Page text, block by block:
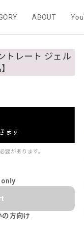
ABOUT
トレート ジェル
ます
要があります。
only
の方向け